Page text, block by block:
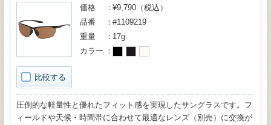
比較する
価格
¥9,790（税込）
品番
#1109219
重量
17g
カラー
圧倒的な軽量性と優れたフィット感を実現したサングラスです。フ
ィールドや天候・時間帯に合わせて最適なレンズ（別売）に交換が